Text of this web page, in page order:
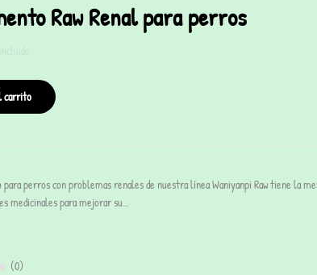
Raw Renal para perros
carrito
perros con problemas renales de nuestra línea Waniyanpi Raw tiene la
medicinales para mejorar su…
(0)